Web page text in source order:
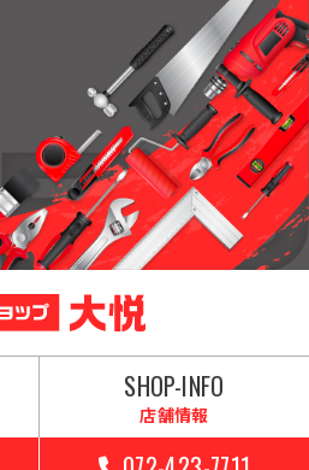
SHOP-INFO
店舗情報